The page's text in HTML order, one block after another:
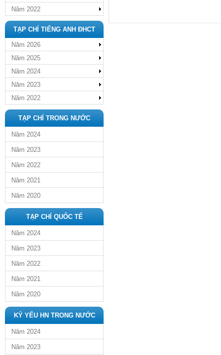
Năm 2022
TẠP CHÍ TIẾNG ANH ĐHCT
Năm 2026
Năm 2025
Năm 2024
Năm 2023
Năm 2022
TẠP CHÍ TRONG NƯỚC
Năm 2024
Năm 2023
Năm 2022
Năm 2021
Năm 2020
TẠP CHÍ QUỐC TẾ
Năm 2024
Năm 2023
Năm 2022
Năm 2021
Năm 2020
KỶ YẾU HN TRONG NƯỚC
Năm 2024
Năm 2023